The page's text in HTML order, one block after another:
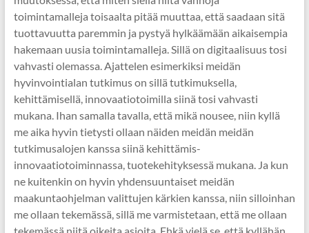
toimintamalleja toisaalta pitää muuttaa, että saadaan sitä
tuottavuutta paremmin ja pystyä hylkäämään aikaisempia
hakemaan uusia toimintamalleja. Sillä on digitaalisuus tosi
vahvasti olemassa. Ajattelen esimerkiksi meidän
hyvinvointialan tutkimus on sillä tutkimuksella,
kehittämisellä, innovaatiotoimilla siinä tosi vahvasti
mukana. Ihan samalla tavalla, että mikä nousee, niin kyllä
me aika hyvin tietysti ollaan näiden meidän meidän
tutkimusalojen kanssa siinä kehittämis-
innovaatiotoiminnassa, tuotekehityksessä mukana. Ja kun
ne kuitenkin on hyvin yhdensuuntaiset meidän
maakuntaohjelman valittujen kärkien kanssa, niin silloinhan
me ollaan tekemässä, sillä me varmistetaan, että me ollaan